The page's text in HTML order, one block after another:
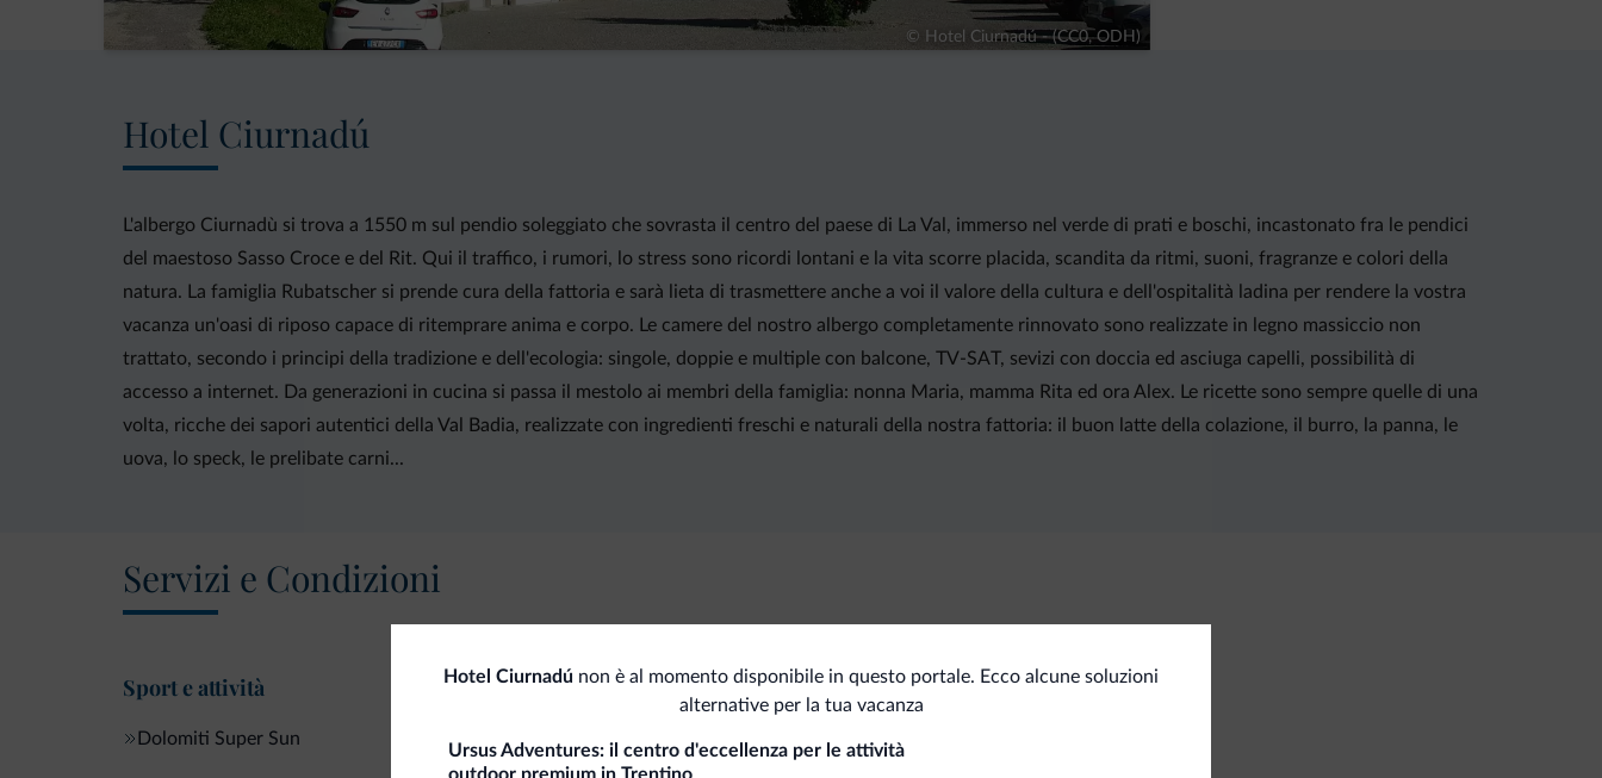
© Hotel Ciurnadú - (CC0, ODH)
Hotel Ciurnadú
L'albergo Ciurnadù si trova a 1550 m sul pendio soleggiato che sovrasta il centro del paese di La Val, immerso nel verde di prati e boschi, incastonato fra le pendici
del maestoso Sasso Croce e del Rit. Qui il traffico, i rumori, lo stress sono ricordi lontani e la vita scorre placida, scandita da ritmi, suoni, fragranze e colori della
natura. La famiglia Rubatscher si prende cura della fattoria e sarà lieta di trasmettere anche a voi il valore della cultura e dell'ospitalità ladina per rendere la vostra
vacanza un'oasi di riposo capace di ritemprare anima e corpo. Le camere del nostro albergo completamente rinnovato sono realizzate in legno massiccio non
trattato, secondo i principi della tradizione e dell'ecologia: singole, doppie e multiple con balcone, TV-SAT, sevizi con doccia ed asciuga capelli, possibilità di
accesso a internet. Da generazioni in cucina si passa il mestolo ai membri della famiglia: nonna Maria, mamma Rita ed ora Alex. Le ricette sono sempre quelle di una
volta, ricche dei sapori autentici della Val Badia, realizzate con ingredienti freschi e naturali della nostra fattoria: il buon latte della colazione, il burro, la panna, le
uova, lo speck, le prelibate carni...
Servizi e Condizioni
Sport e attività
Dolomiti Super Sun
Internet
Wi-Fi gratuito
Pagamenti
Hotel Ciurnadú non è al momento disponibile in questo portale. Ecco alcune soluzioni
alternative per la tua vacanza
Ursus Adventures: il centro d'eccellenza per le attività